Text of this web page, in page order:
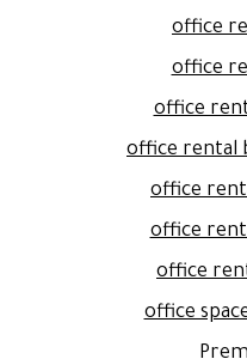
office
office
office
office rental
office
office
office
office